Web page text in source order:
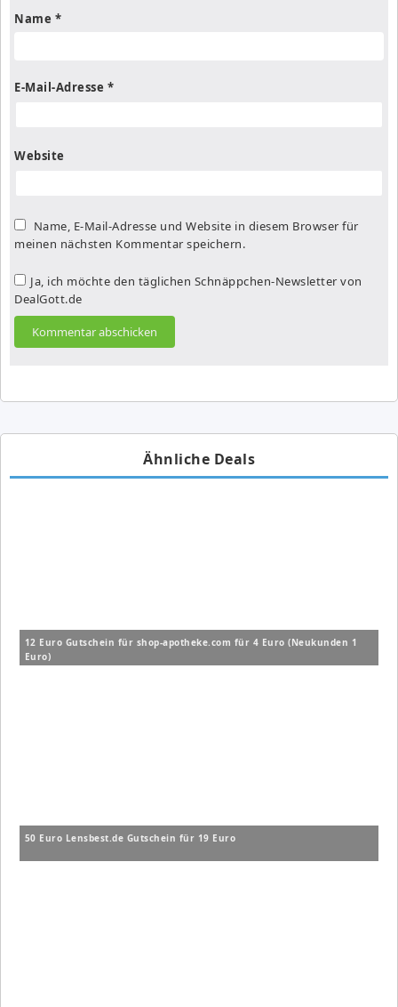
Name *
E-Mail-Adresse *
Website
Name, E-Mail-Adresse und Website in diesem Browser für
meinen nächsten Kommentar speichern.
Ja, ich möchte den täglichen Schnäppchen-Newsletter von
DealGott.de
Ähnliche Deals
12 Euro Gutschein für shop-apotheke.com für 4 Euro (Neukunden 1
Euro)
50 Euro Lensbest.de Gutschein für 19 Euro